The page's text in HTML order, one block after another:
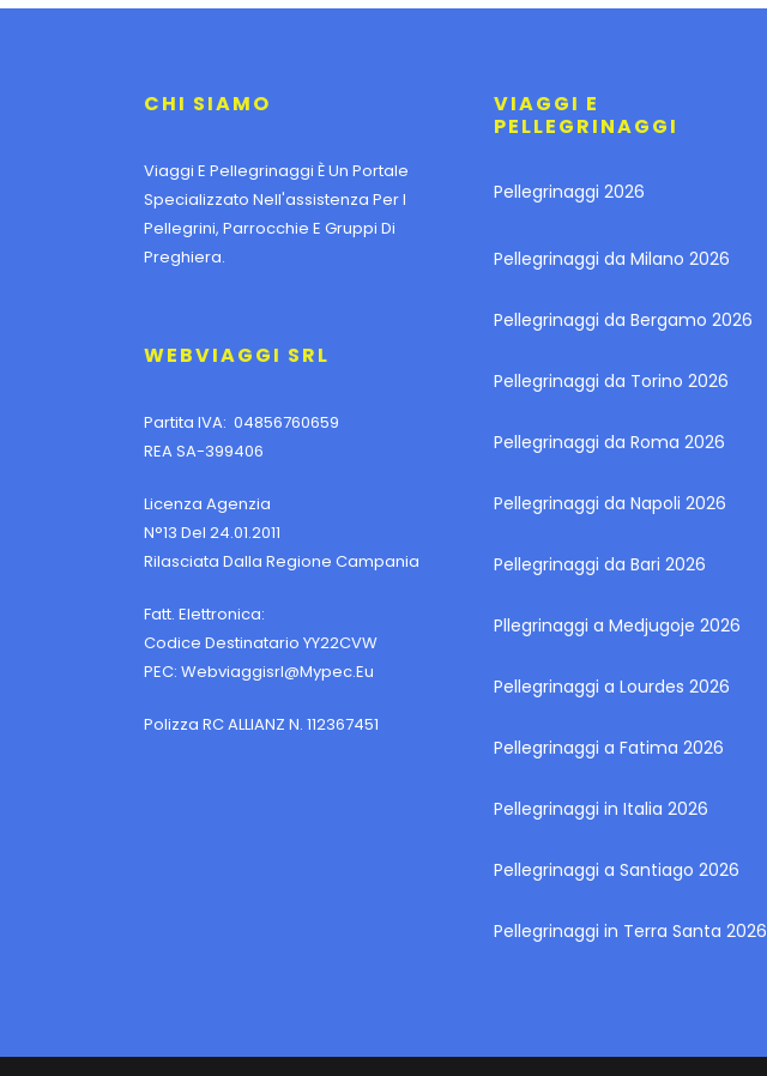
CHI SIAMO
Viaggi E Pellegrinaggi È Un Portale
Specializzato Nell'assistenza Per I
Pellegrini, Parrocchie E Gruppi Di
Preghiera.
WEBVIAGGI SRL
Partita IVA: 04856760659
REA SA-399406
Licenza Agenzia
N°13 Del 24.01.2011
Rilasciata Dalla Regione Campania
Fatt. Elettronica:
Codice Destinatario YY22CVW
PEC: Webviaggisrl@mypec.eu
Polizza RC ALLIANZ N. 112367451
VIAGGI E
PELLEGRINAGGI
Pellegrinaggi 2026
Pellegrinaggi da Milano 2026
Pellegrinaggi da Bergamo 2026
Pellegrinaggi da Torino 2026
Pellegrinaggi da Roma 2026
Pellegrinaggi da Napoli 2026
Pellegrinaggi da Bari 2026
Pllegrinaggi a Medjugoje 2026
Pellegrinaggi a Lourdes 2026
Pellegrinaggi a Fatima 2026
Pellegrinaggi in Italia 2026
Pellegrinaggi a Santiago 2026
Pellegrinaggi in Terra Santa 2026